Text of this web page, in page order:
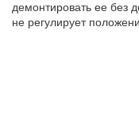
демонтировать ее без
не регулирует